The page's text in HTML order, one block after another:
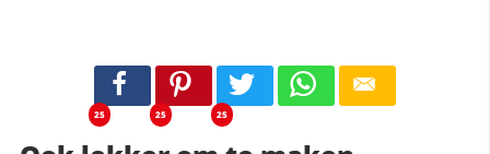
25 25 25